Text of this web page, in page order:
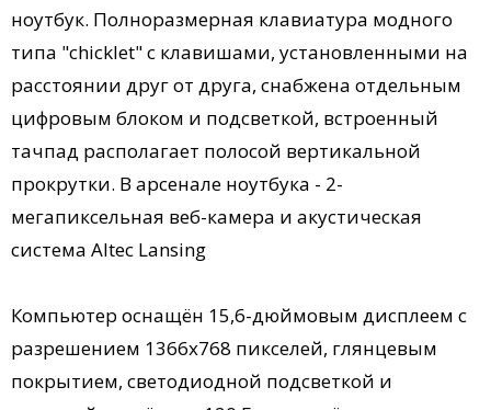
ноутбук. Полноразмерная клавиатура модного
типа "chicklet" с клавишами, установленными на
расстоянии друг от друга, снабжена отдельным
цифровым блоком и подсветкой, встроенный
тачпад располагает полосой вертикальной
прокрутки. В арсенале ноутбука - 2-
мегапиксельная веб-камера и акустическая
система Altec Lansing
Компьютер оснащён 15,6-дюймовым дисплеем с
разрешением 1366х768 пикселей, глянцевым
покрытием, светодиодной подсветкой и